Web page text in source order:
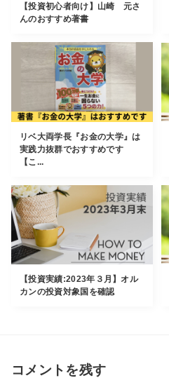
【投資初心者向け】山崎 元さ
んのおすすめ著書
リベ大両学長『お金の大学』は
実践力抜群でおすすめです
【こ...
【投資実績:2023年３月】オル
カンの投資対象国を確認
コメントを残す